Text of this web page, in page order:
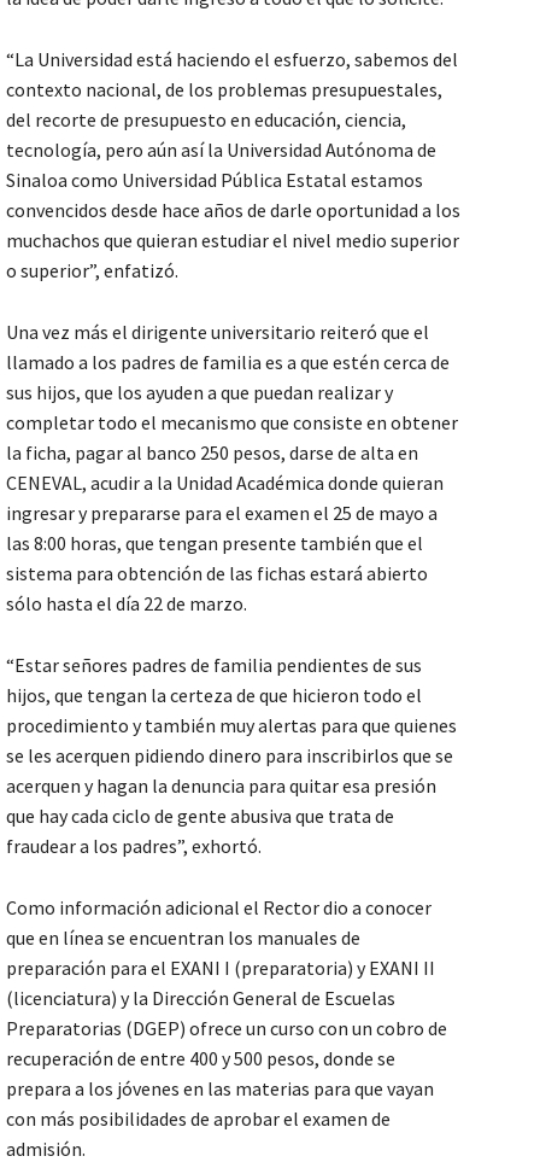
“La Universidad está haciendo el esfuerzo, sabemos del
contexto nacional, de los problemas presupuestales,
del recorte de presupuesto en educación, ciencia,
tecnología, pero aún así la Universidad Autónoma de
Sinaloa como Universidad Pública Estatal estamos
convencidos desde hace años de darle oportunidad a los
muchachos que quieran estudiar el nivel medio superior
o superior”, enfatizó.
Una vez más el dirigente universitario reiteró que el
llamado a los padres de familia es a que estén cerca de
sus hijos, que los ayuden a que puedan realizar y
completar todo el mecanismo que consiste en obtener
la ficha, pagar al banco 250 pesos, darse de alta en
CENEVAL, acudir a la Unidad Académica donde quieran
ingresar y prepararse para el examen el 25 de mayo a
las 8:00 horas, que tengan presente también que el
sistema para obtención de las fichas estará abierto
sólo hasta el día 22 de marzo.
“Estar señores padres de familia pendientes de sus
hijos, que tengan la certeza de que hicieron todo el
procedimiento y también muy alertas para que quienes
se les acerquen pidiendo dinero para inscribirlos que se
acerquen y hagan la denuncia para quitar esa presión
que hay cada ciclo de gente abusiva que trata de
fraudear a los padres”, exhortó.
Como información adicional el Rector dio a conocer
que en línea se encuentran los manuales de
preparación para el EXANI I (preparatoria) y EXANI II
(licenciatura) y la Dirección General de Escuelas
Preparatorias (DGEP) ofrece un curso con un cobro de
recuperación de entre 400 y 500 pesos, donde se
prepara a los jóvenes en las materias para que vayan
con más posibilidades de aprobar el examen de
admisión.